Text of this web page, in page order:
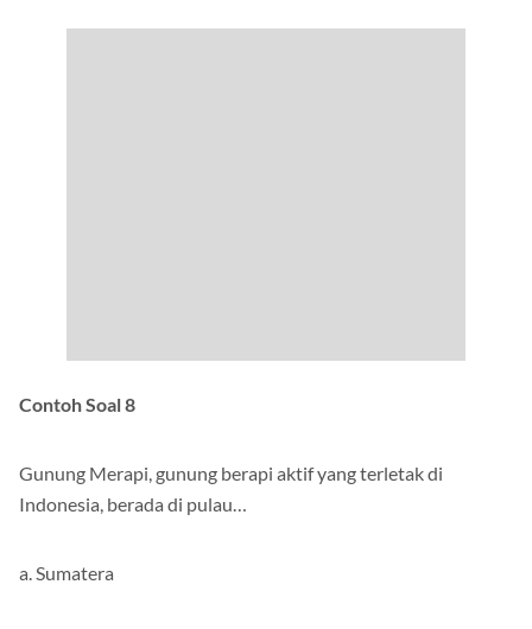
Contoh Soal 8
Gunung Merapi, gunung berapi aktif yang terletak di
Indonesia, berada di pulau…
a. Sumatera